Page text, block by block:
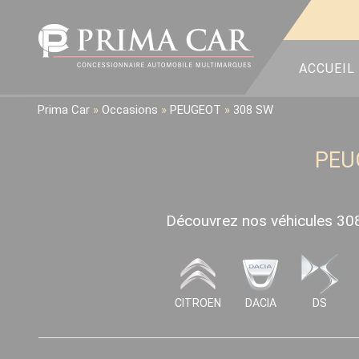
ACCUEIL
Prima Car » Occasions » PEUGEOT » 308 SW
Découvrez nos véhicules
CITROEN DACIA DS